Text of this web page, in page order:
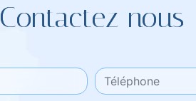
Contactez nous